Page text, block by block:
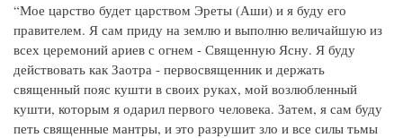
“Мое царство будет царством Эреты (Аши) и я буду его
правителем. Я сам приду на землю и выполню величайшую из
всех церемоний ариев с огнем - Священную Ясну. Я буду
действовать как Заотра - первосвященник и держать
священный пояс кушти в своих руках, мой возлюбленный
кушти, которым я одарил первого человека. Затем, я сам буду
петь священные мантры, и это разрушит зло и все силы тьмы